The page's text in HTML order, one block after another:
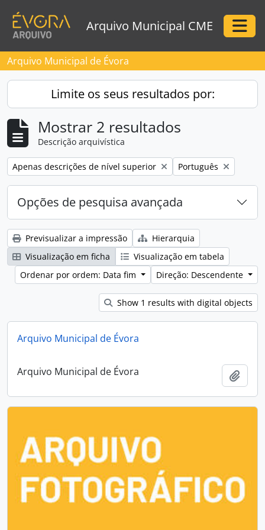
Arquivo Municipal CME
Arquivo Municipal de Évora
Limite os seus resultados por:
Mostrar 2 resultados
Descrição arquivística
Remove filter:
Apenas descrições de nível superior Remove filter:
Português
Opções de pesquisa avançada
Previsualizar a impressão
Hierarquia
Visualização em ficha
Visualização em tabela
Ordenar por ordem: Data fim
Direção: Descendente
Show 1 results with digital objects
Arquivo Municipal de Évora
Arquivo Municipal de Évora